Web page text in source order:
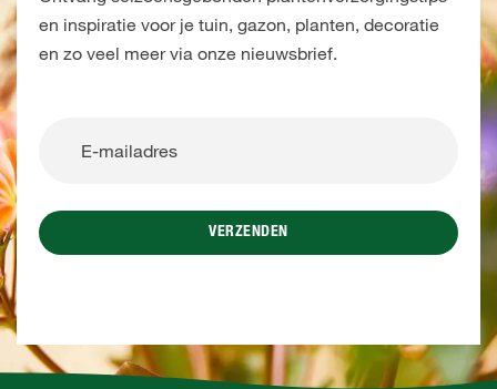
en inspiratie voor je tuin, gazon, planten, decoratie
en zo veel meer via onze nieuwsbrief.
VERZENDEN